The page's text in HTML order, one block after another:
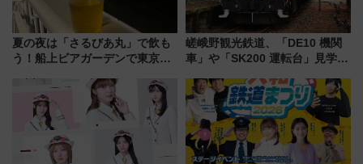
夏の夜は「さるびあ丸」で飲も
う！船上ビアガーデンで東京湾
杯……工場直送生ビールや島グ
ルメが美味い
嵯峨野観光鉄道、「DE10 機関
車」や「SK200 運転台」見学ツ
トの一環で激レア体験できちゃ
うかも 参加方法やスケジュール
をご紹介